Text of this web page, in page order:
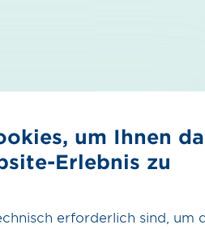
durch
und komplexen
der Messdaten
um Ihnen
Erlebnis zu
erforderlich sind, um